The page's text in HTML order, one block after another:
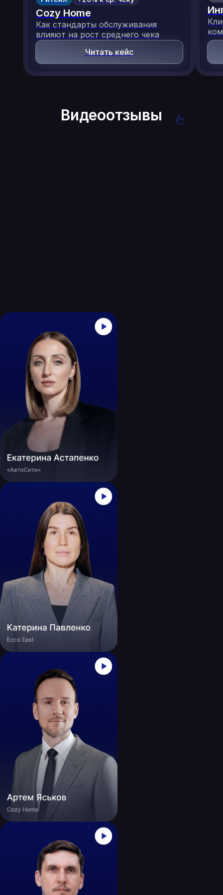
Запатентованное
российское
программное
обеспечение
Система, платформы
и инфраструктура —
собственность
SteadyControl
программное
обеспечение
Cozy Home
Как стандарты обслуживания
влияют на рост среднего чека
Читать кейс
Видеоотзывы